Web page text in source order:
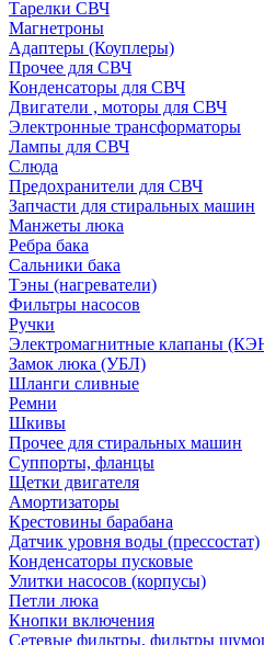
Тарелки СВЧ
Магнетроны
Адаптеры (Коуплеры)
Прочее для СВЧ
Конденсаторы для СВЧ
Двигатели , моторы для СВЧ
Электронные трансформаторы
Лампы для СВЧ
Слюда
Предохранители для СВЧ
Запчасти для стиральных машин
Манжеты люка
Ребра бака
Сальники бака
Тэны (нагреватели)
Фильтры насосов
Ручки
Электромагнитные клапаны
Замок люка (УБЛ)
Шланги сливные
Ремни
Шкивы
Прочее для стиральных машин
Суппорты, фланцы
Щетки двигателя
Амортизаторы
Крестовины барабана
Датчик уровня воды (прессостат)
Конденсаторы пусковые
Улитки насосов (корпусы)
Петли люка
Кнопки включения
Сетевые фильтры, фильтры